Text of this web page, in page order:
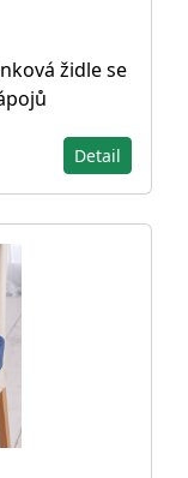
židle se
Detail